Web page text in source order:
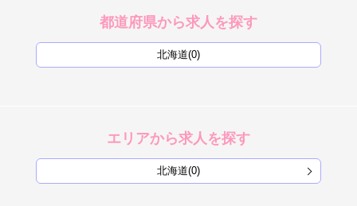
都道府県から求人を探す
北海道(0)
エリアから求人を探す
北海道(0)